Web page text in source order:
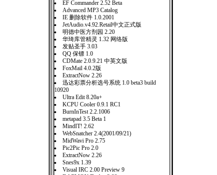
EF Commander 2.52 Beta
Advanced MP3 Catalog
IE 删除软件 1.0.2001
JetAudio.v4.92.Retail中文正式版
明德中医方剂园 2.20
华琦库管精灵 1.32 网络版
发贴圣手 3.03
QQ 保镖 1.0
CDMate 2.0.9.21 中英文版
FoxMail 4.0.2版
ExtractNow 2.26
迅达彩票分析选号系统 1.0 beta3 build
10920
Ultra Edit 8.20a+
KCPU Cooler 0.9.1 RC1
BurnInTest 2.2.1006
metapad 3.5 Beta 1
MindIT! 2.62
WebSnatcher 2.4(2001/09/21)
MidWavi Pro 2.75
Pic2Pic Pro 2.0
ExtractNow 2.26
Snes9x 1.39
Visual IRC 2.00 Preview 9